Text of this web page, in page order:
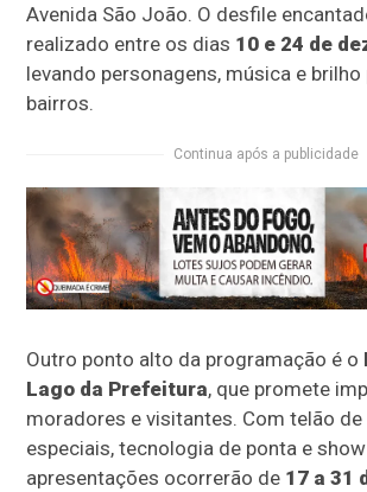
Avenida São João. O desfile
realizado entre os dias 10 e 24 de
levando personagens, música e
bairros.
Continua após a publicidade
Outro ponto alto da programação é o
Lago da Prefeitura, que promete
moradores e visitantes. Com telão de
especiais, tecnologia de ponta e
apresentações ocorrerão de 17 a 31